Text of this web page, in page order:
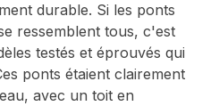
durable. Si les ponts
ressemblent tous, c'est
testés et éprouvés qui
ponts étaient clairement
avec un toit en